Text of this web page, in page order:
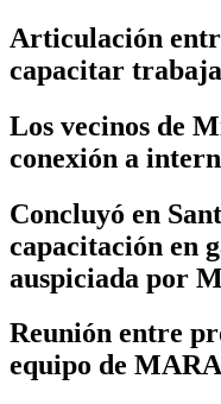
Articulación
capacitar
Los vecinos de
conexión a
Concluyó en
capacitación en
auspiciada por
Reunión entre
equipo de MARA